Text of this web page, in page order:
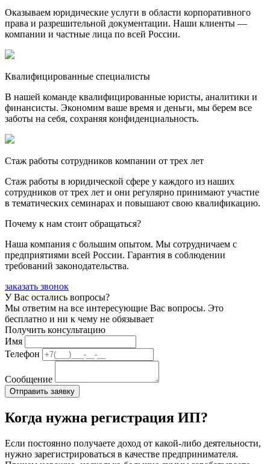
Оказываем юридические услуги в области корпоративного
права и разрешительной документации. Наши клиенты —
компании и частные лица по всей России.
Квалифицированные специалисты
В нашей команде квалифицированные юристы, аналитики и
финансисты. Экономим ваше время и деньги, мы берем все
заботы на себя, сохраняя конфиденциальность.
Стаж работы сотрудников компании от трех лет
Стаж работы в юридической сфере у каждого из наших
сотрудников от трех лет и они регулярно принимают участие
в тематических семинарах и повышают свою квалификацию.
Почему к нам стоит обращаться?
Наша компания с большим опытом. Мы сотрудничаем с
предприятиями всей России. Гарантия в соблюдении
требований законодательства.
заказать звонок
У Вас остались вопросы?
Мы ответим на все интересующие Вас вопросы. Это
бесплатно и ни к чему не обязывает
Получить консультацию
Имя
Телефон
Сообщение
Когда нужна регистрация ИП?
Если постоянно получаете доход от какой-либо деятельности,
нужно зарегистрироваться в качестве предпринимателя.